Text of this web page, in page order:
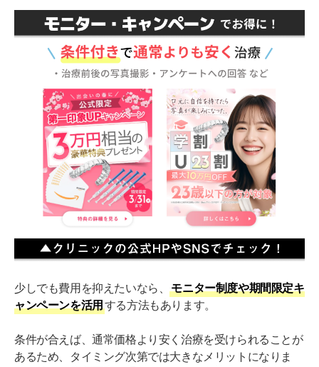
少しでも費用を抑えたいなら、モニター制度や期間限定キ
ャンペーンを活用する方法もあります。
条件が合えば、通常価格より安く治療を受けられることが
あるため、タイミング次第では大きなメリットになりま